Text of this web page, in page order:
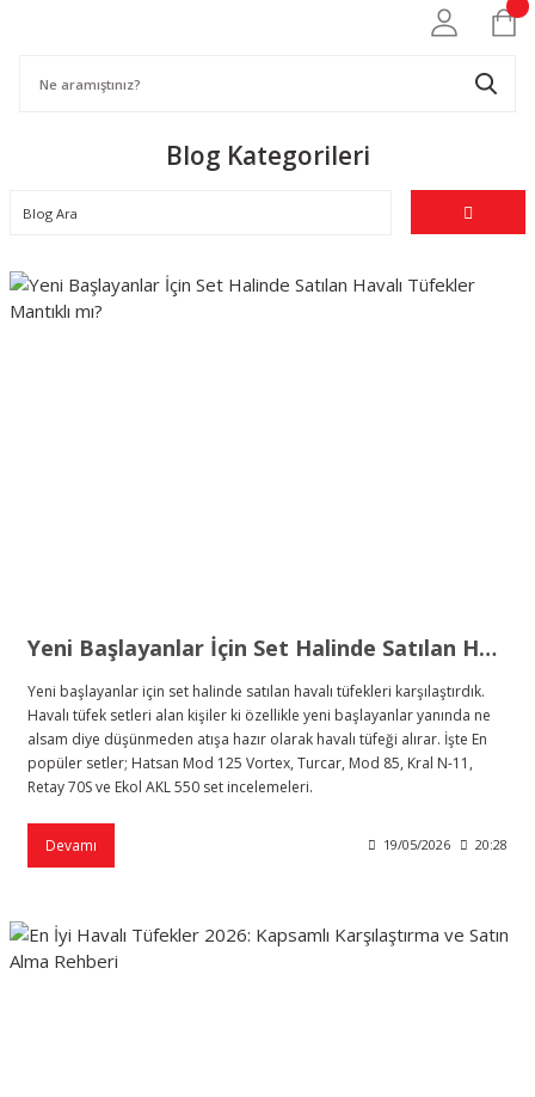
Blog Kategorileri
Yeni Başlayanlar İçin Set Halinde Satılan Havalı Tüfekler Mantıklı mı?
Yeni başlayanlar için set halinde satılan havalı tüfekleri karşılaştırdık.
Havalı tüfek setleri alan kişiler ki özellikle yeni başlayanlar yanında ne
alsam diye düşünmeden atışa hazır olarak havalı tüfeği alırar. İşte En
popüler setler; Hatsan Mod 125 Vortex, Turcar, Mod 85, Kral N-11,
Retay 70S ve Ekol AKL 550 set incelemeleri.
Devamı 19/05/2026 20:28